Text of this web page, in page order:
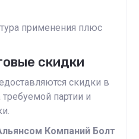
применения плюс
скидки
скидки в
партии и
Компаний Болт